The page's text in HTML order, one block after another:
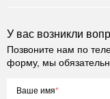
У вас возникли
Позвоните нам по
форму, мы
Ваше имя